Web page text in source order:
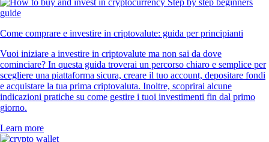
Come comprare e investire in criptovalute: guida per principianti
Vuoi iniziare a investire in criptovalute ma non sai da dove
cominciare? In questa guida troverai un percorso chiaro e semplice per
scegliere una piattaforma sicura, creare il tuo account, depositare fondi
e acquistare la tua prima criptovaluta. Inoltre, scoprirai alcune
indicazioni pratiche su come gestire i tuoi investimenti fin dal primo
giorno.
Learn more